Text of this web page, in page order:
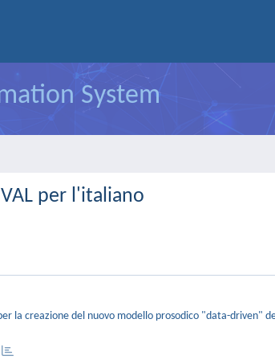
System
per l'italiano
creazione del nuovo modello prosodico "data-driven"